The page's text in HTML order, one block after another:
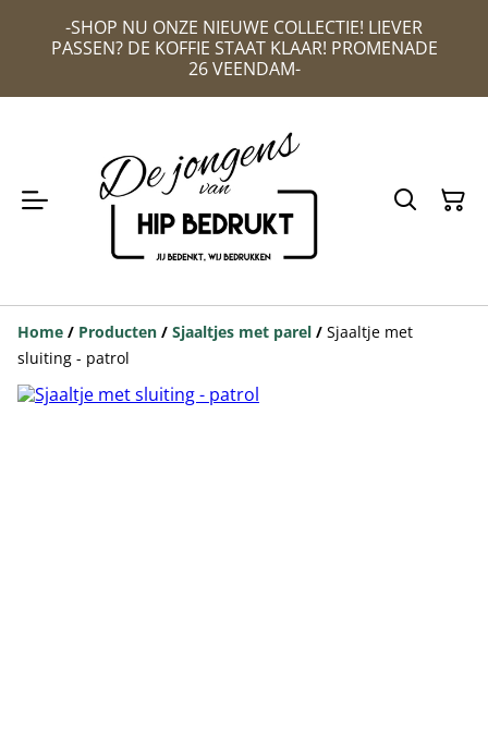
-SHOP NU ONZE NIEUWE COLLECTIE! LIEVER
PASSEN? DE KOFFIE STAAT KLAAR! PROMENADE
26 VEENDAM-
Home / Producten / Sjaaltjes met parel / Sjaaltje met
sluiting - patrol